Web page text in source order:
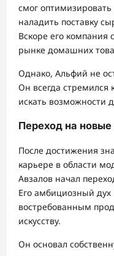
смог
наладить поставку
Вскоре его компания
рынке домашних
Однако, Альфий не
Он всегда
искать возможности
Переход на
После достижения
карьере в области
Авзалов начал
Его амбициозный дух
востребованным
искусству.
Он основал